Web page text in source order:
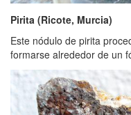
Pirita (Ricote, Murcia)
Este nódulo de pirita
formarse alrededor de un